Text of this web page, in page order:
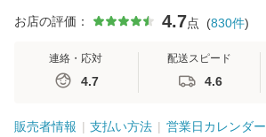
お店の評価： 4.7点 (830件)
連絡・応対
4.7
配送スピード
4.6
販売者情報 支払い方法 営業日カレンダー